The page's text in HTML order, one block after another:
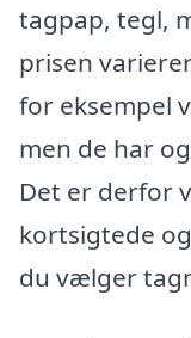
tagpap, tegl,
prisen
for eksempel
men de har
Det er derfor
kortsigtede
du vælger